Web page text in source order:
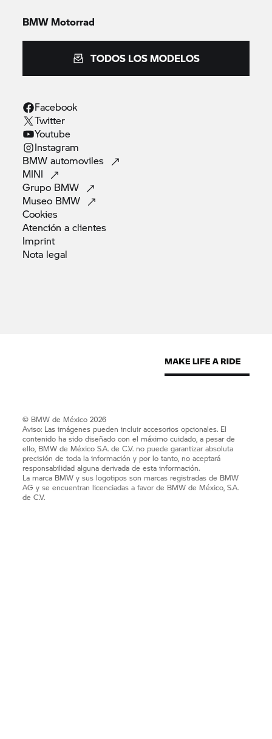
BMW Motorrad
TODOS LOS MODELOS
Facebook
Twitter
Youtube
Instagram
BMWautomoviles
MINI
Grupo BMW
Museo BMW
Cookies
Atención aclientes
Imprint
Nota legal
© BMW de México 2026
Aviso: Las imágenes pueden incluir accesorios opcionales. El
contenido ha sido diseñado con el máximo cuidado, a pesar de
ello, BMW de México S.A. de C.V. no puede garantizar absoluta
precisión de toda la información y por lo tanto, no aceptará
responsabilidad alguna derivada de esta información.
La marca BMW y sus logotipos son marcas registradas de BMW
AG y se encuentran licenciadas a favor de BMW de México, S.A.
de C.V.